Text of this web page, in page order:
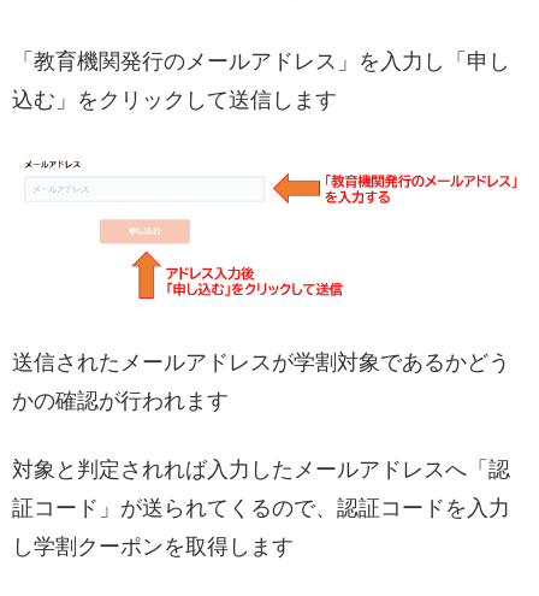
「教育機関発行のメールアドレス」を入力し「申し
込む」をクリックして送信します
送信されたメールアドレスが学割対象であるかどう
かの確認が行われます
対象と判定されれば入力したメールアドレスへ「認
証コード」が送られてくるので、認証コードを入力
し学割クーポンを取得します